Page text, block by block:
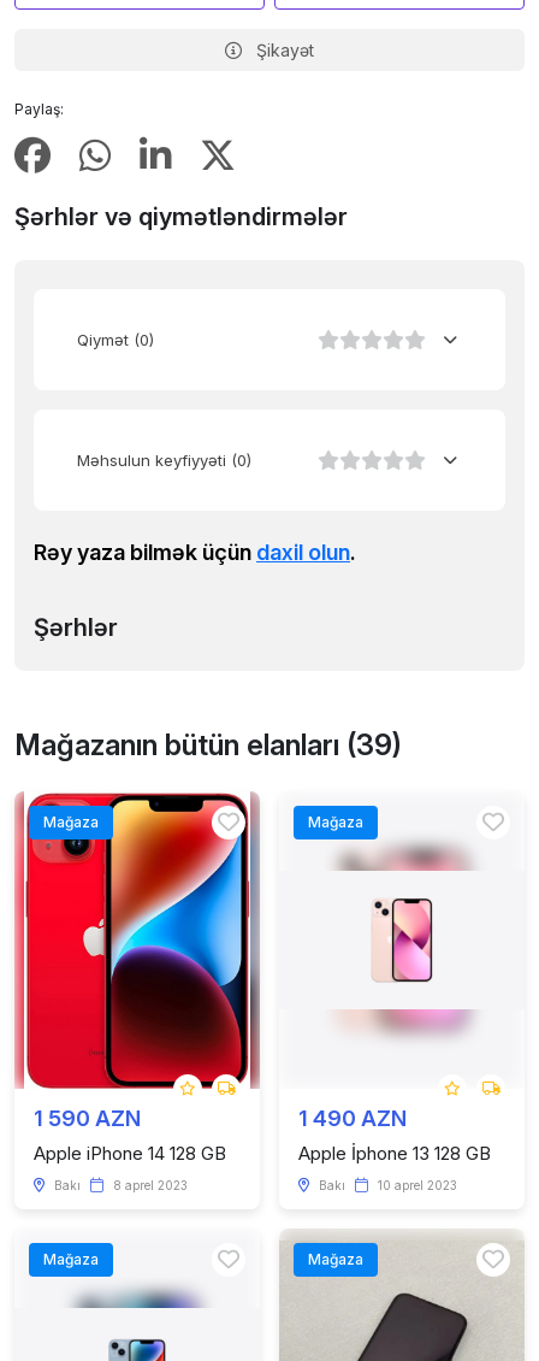
Paylaş:
Şikayət
Şərhlər və qiymətləndirmələr
Qiymət (0)
Məhsulun keyfiyyəti (0)
Rəy yaza bilmək üçün daxil olun.
Şərhlər
Mağazanın bütün elanları (39)
Mağaza
1 590 AZN
Apple iPhone 14 128 GB
Bakı 8 aprel 2023
Mağaza
1 490 AZN
Apple İphone 13 128 GB
Bakı 10 aprel 2023
Mağaza Mağaza